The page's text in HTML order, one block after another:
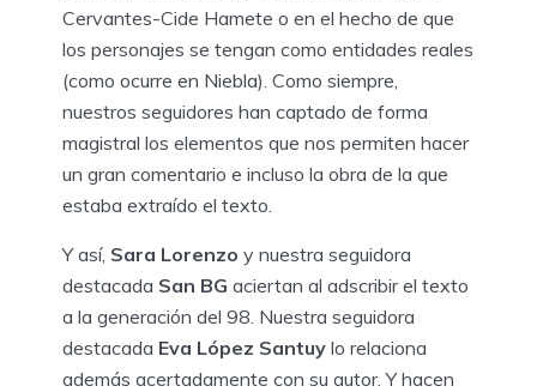
Cervantes-Cide Hamete o en el hecho de que
los personajes se tengan como entidades reales
(como ocurre en Niebla). Como siempre,
nuestros seguidores han captado de forma
magistral los elementos que nos permiten hacer
un gran comentario e incluso la obra de la que
estaba extraído el texto.
Y así, Sara Lorenzo y nuestra seguidora
destacada San BG aciertan al adscribir el texto
a la generación del 98. Nuestra seguidora
destacada Eva López Santuy lo relaciona
además acertadamente con su autor. Y hacen